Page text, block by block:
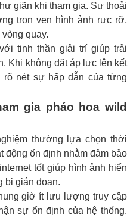
giãn khi tham gia. Sự thoải
trọn vẹn hình ảnh rực rỡ,
quay.
tinh thần giải trí giúp trải
Khi không đặt áp lực lên kết
rõ nét sự hấp dẫn của từng
gia pháo hoa wild
thường lựa chọn thời
động ổn định nhằm đảm bảo
tốt giúp hình ảnh hiển
bị gián đoạn.
giờ ít lưu lượng truy cập
sự ổn định của hệ thống.